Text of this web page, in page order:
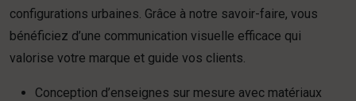
configurations urbaines. Grâce à notre savoir-faire, vous
bénéficiez d’une communication visuelle efficace qui
valorise votre marque et guide vos clients.
Conception d’enseignes sur mesure avec matériaux